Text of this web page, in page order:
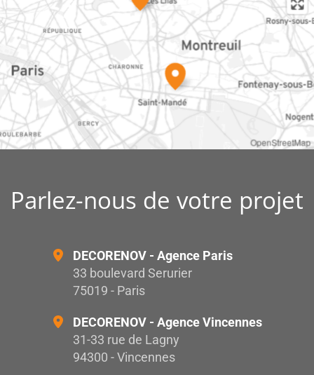
OpenStreetMap
Parlez-nous de votre projet
DECORENOV - Agence Paris
33 boulevard Serurier
75019 - Paris
DECORENOV - Agence Vincennes
31-33 rue de Lagny
94300 - Vincennes